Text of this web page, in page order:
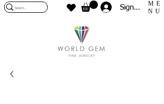
Sign In
ME
NU